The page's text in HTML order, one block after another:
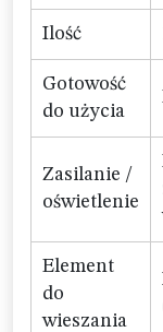
Ilość
Gotowość
do użycia
Zasilanie /
oświetlenie
Element
do
wieszania